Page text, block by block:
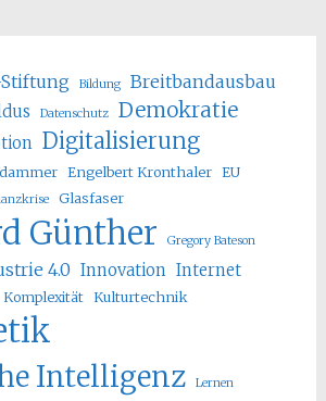
Bildung
Breitbandausbau
Datenschutz Demokratie
Digitalisierung
Engelbert Kronthaler EU
Glasfaser
Günther Gregory Bateson
4.0 Innovation Internet
Komplexität Kulturtechnik
Intelligenz Lernen